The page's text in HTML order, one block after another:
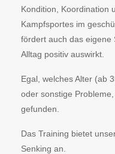
Kondition, Koordination
Kampfsportes im
fördert auch das eigene
Alltag positiv auswirkt.
Egal, welches Alter (ab
oder sonstige
gefunden.
Das Training bietet
Senking an.